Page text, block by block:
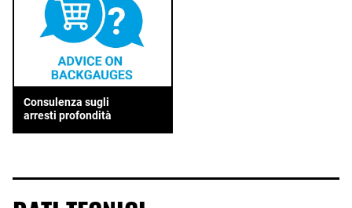
Consulenza sugli
arresti profondità